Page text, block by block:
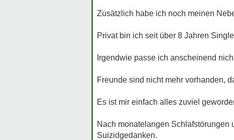
Zusätzlich habe ich noch meinen
Privat bin ich seit über 8 Jahren
Irgendwie passe ich anscheinend
Freunde sind nicht mehr vorhanden,
Es ist mir einfach alles zuviel
Nach monatelangen Schlafstörungen
Suizidgedanken.